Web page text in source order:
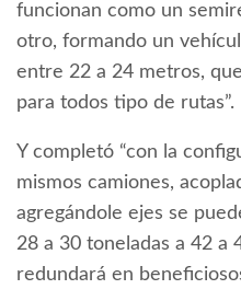
funcionan como un
otro, formando un
entre 22 a 24 metros,
para todos tipo de rutas”.
Y completó “con la
mismos camiones,
agregándole ejes se
28 a 30 toneladas a 42 a
redundará en